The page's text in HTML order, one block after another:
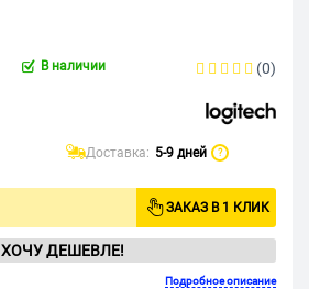
В наличии (0)
Доставка: 5-9 дней ?
ЗАКАЗ В 1 КЛИК
ХОЧУ ДЕШЕВЛЕ!
Подробное описание